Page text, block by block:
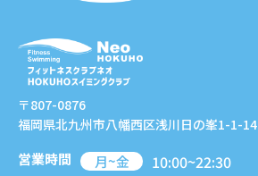
〒807-0876
福岡県北九州市八幡西区浅川日の峯1-1-14
営業時間 月~金 10:00~22:30